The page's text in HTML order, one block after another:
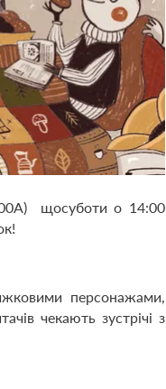
щосуботи о 14:00
персонажами,
чекають зустрічі з